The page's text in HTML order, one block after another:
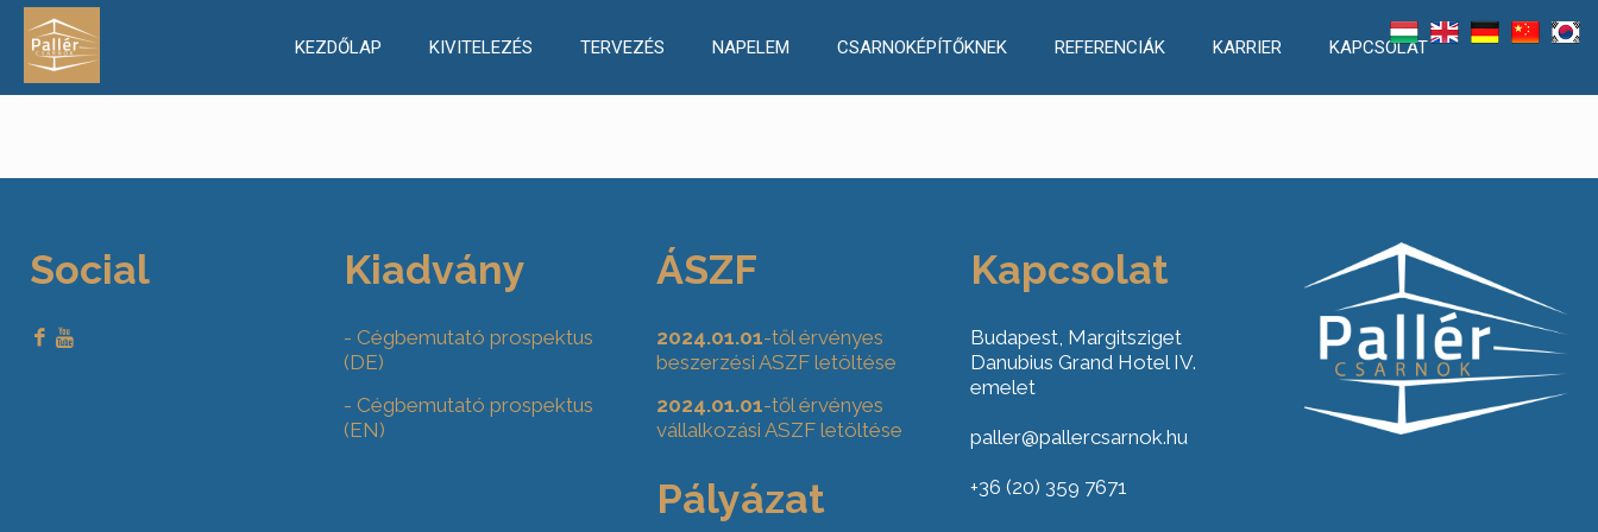
KEZDŐLAP KIVITELEZÉS TERVEZÉS NAPELEM CSARNOKÉPÍTŐKNEK REFERENCIÁK KARRIER KAPCSOLAT
Social Kiadvány
- Cégbemutató prospektus
(DE)
- Cégbemutató prospektus
(EN)
ÁSZF
2024.01.01-től érvényes
beszerzési ASZF letöltése
2024.01.01-től érvényes
vállalkozási ASZF letöltése
Pályázat
Kapcsolat
Budapest, Margitsziget
Danubius Grand Hotel IV.
emelet
paller@pallercsarnok.hu
+36 (20) 359 7671